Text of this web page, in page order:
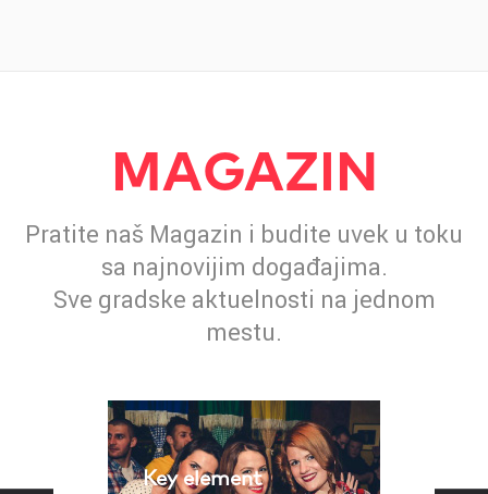
MAGAZIN
Pratite naš Magazin i budite uvek u toku
sa najnovijim događajima.
Sve gradske aktuelnosti na jednom
mestu.
Key element